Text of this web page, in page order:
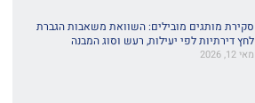
סקירת מותגים מובילים: השוואת משאבות הגברת
לחץ דירתיות לפי יעילות, רעש וסוג המבנה
מאי 12, 2026